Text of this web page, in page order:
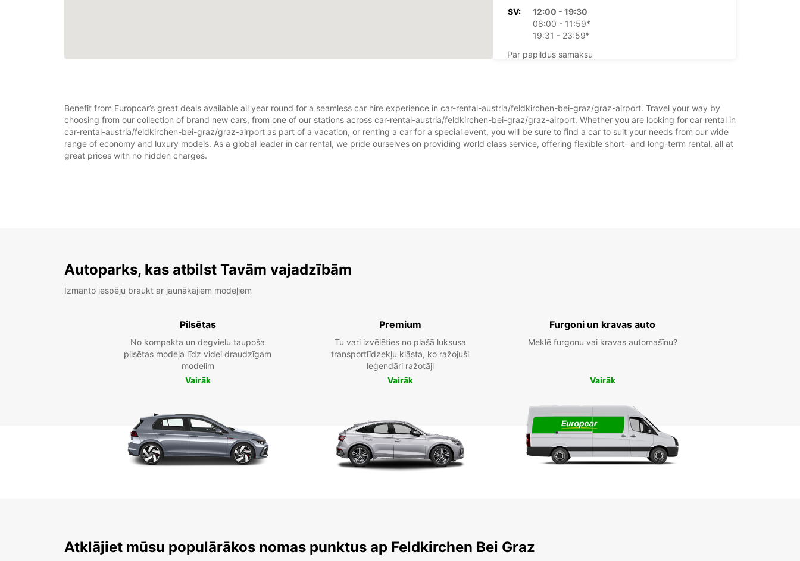
SV:
12:00 - 19:30
08:00 - 11:59*
19:31 - 23:59*
Par papildus samaksu
Maršruts
Benefit from Europcar’s great deals available all year round for a seamless car hire experience in car-rental-austria/feldkirchen-bei-graz/graz-airport. Travel your way by
choosing from our collection of brand new cars, from one of our stations across car-rental-austria/feldkirchen-bei-graz/graz-airport. Whether you are looking for car rental in
car-rental-austria/feldkirchen-bei-graz/graz-airport as part of a vacation, or renting a car for a special event, you will be sure to find a car to suit your needs from our wide
range of economy and luxury models. As a global leader in car rental, we pride ourselves on providing world class service, offering flexible short- and long-term rental, all at
great prices with no hidden charges.
Autoparks, kas atbilst Tavām vajadzībām
Izmanto iespēju braukt ar jaunākajiem modeļiem
Pilsētas
No kompakta un degvielu taupoša
pilsētas modeļa līdz videi draudzīgam
modelim
Vairāk
Premium
Tu vari izvēlēties no plašā luksusa
transportlīdzekļu klāsta, ko ražojuši
leģendāri ražotāji
Vairāk
Furgoni un kravas auto
Meklē furgonu vai kravas automašīnu?
Vairāk
Atklājiet mūsu populārākos nomas punktus ap Feldkirchen Bei Graz